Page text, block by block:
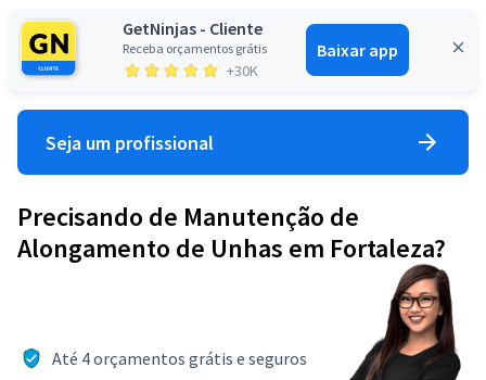
GetNinjas - Cliente
Receba orçamentos grátis
+30K
Baixar app
Entrar
Seja um profissional
Precisando de Manutenção de
Alongamento de Unhas em Fortaleza?
Até 4 orçamentos grátis e seguros